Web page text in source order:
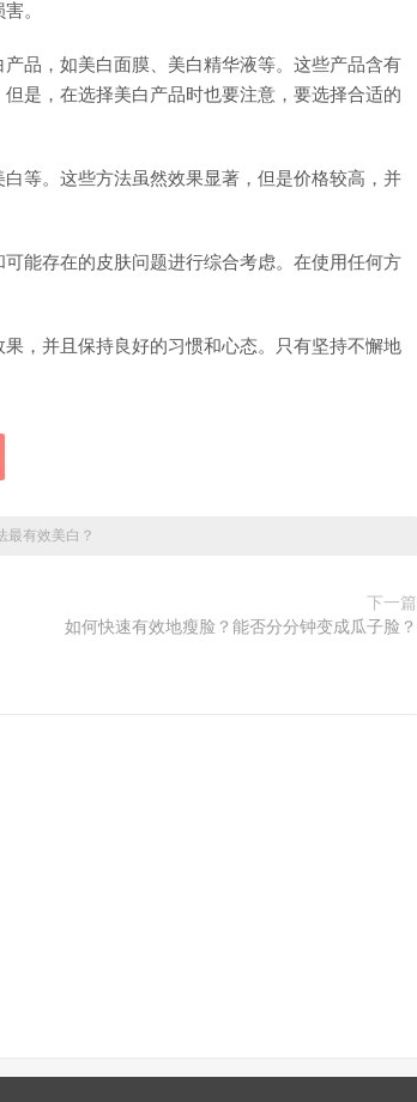
。
品，如美白面膜、美白精华液等。这些产品含有
是，在选择美白产品时也要注意，要选择合适的
等。这些方法虽然效果显著，但是价格较高，并
能存在的皮肤问题进行综合考虑。在使用任何方
，并且保持良好的习惯和心态。只有坚持不懈地
最有效美白？
下一篇
如何快速有效地瘦脸？能否分分钟变成瓜子脸？